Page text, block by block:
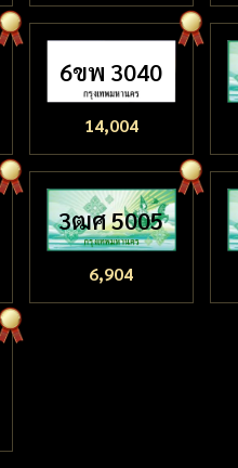
6ขพ 3040
14,004
3ฒศ 5005
6,904